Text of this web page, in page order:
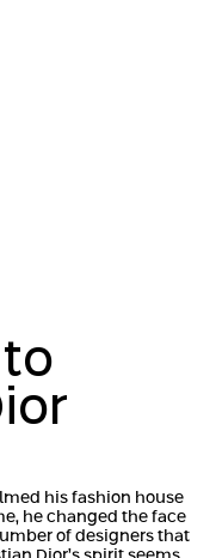
his fashion house
he changed the face
of designers that